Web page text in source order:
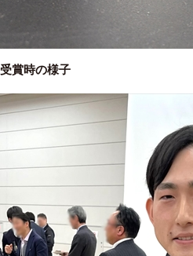
受賞時の様子